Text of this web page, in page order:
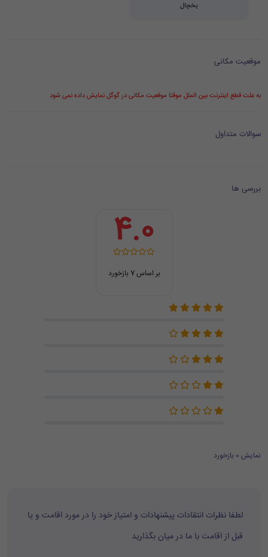
یخچال
موقعیت مکانی
به علت قطع اینترنت بین الملل موقتا موقعیت مکانی در گوگل نمایش داده نمی شود
سوالات متداول
بررسی ها
4.0
بر اساس 7 بازخورد
نمایش 0 بازخورد
لطفا نظرات انتقادات پیشنهادات و امتیاز خود را در مورد اقامت و یا
قبل از اقامت با ما در میان بگذارید